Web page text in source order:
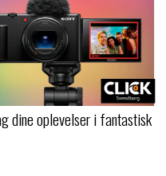
dine oplevelser i fantastisk